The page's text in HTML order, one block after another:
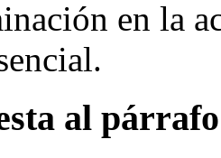
en la
al